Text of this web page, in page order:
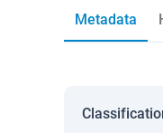
Metadata